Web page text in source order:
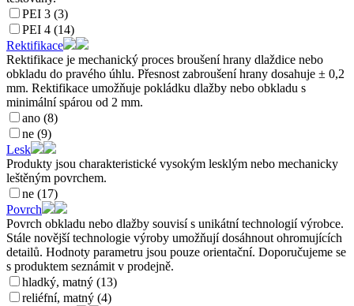
PEI 3 (3)
PEI 4 (14)
Rektifikace
Rektifikace je mechanický proces broušení hrany dlaždice nebo
obkladu do pravého úhlu. Přesnost zabroušení hrany dosahuje ± 0,2
mm. Rektifikace umožňuje pokládku dlažby nebo obkladu s
minimální spárou od 2 mm.
ano (8)
ne (9)
Lesk
Produkty jsou charakteristické vysokým lesklým nebo mechanicky
leštěným povrchem.
ne (17)
Povrch
Povrch obkladu nebo dlažby souvisí s unikátní technologií výrobce.
Stále novější technologie výroby umožňují dosáhnout ohromujících
detailů. Hodnoty parametru jsou pouze orientační. Doporučujeme se
s produktem seznámit v prodejně.
hladký, matný (13)
reliéfní, matný (4)